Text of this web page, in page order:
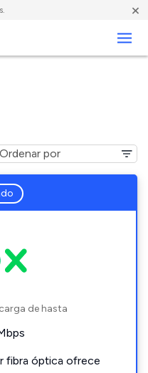
×
de hasta
fibra óptica ofrece